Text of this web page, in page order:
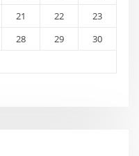
21 22
23
28 29
30